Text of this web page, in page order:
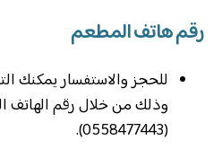
رقم هاتف المطعم
‏للحجز والاستفسار يمكنك
وذلك من خلال رقم الهاتف
(0558477443).